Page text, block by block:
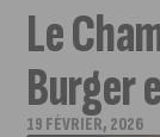
Le
Burger
19 FÉVRIER, 2026